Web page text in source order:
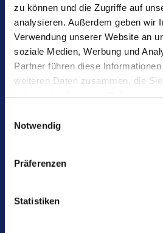
zu können und die Zugriffe auf
analysieren. Außerdem geben wir
Verwendung unserer Website an
soziale Medien, Werbung und
Partner führen diese
weiteren Daten zusammen, die
Notwendig
Präferenzen
Statistiken
• 30 ml Öl
• 50 ml Milch
• 3 g Backpulver
• 200 ml Sahne
• 1 Becher Mövenpick Feinjoghurt
1. Eier trennen. Eiweiß mit dem
Eigelb vorsichtig unterheben.